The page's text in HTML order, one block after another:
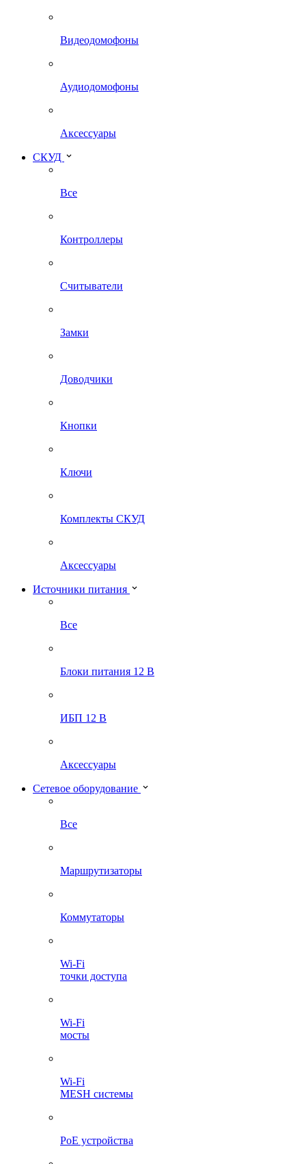
Видеодомофоны
Аудиодомофоны
Аксессуары
СКУД
Все
Контроллеры
Считыватели
Замки
Доводчики
Кнопки
Ключи
Комплекты СКУД
Аксессуары
Источники питания
Все
Блоки питания 12 В
ИБП 12 В
Аксессуары
Сетевое оборудование
Все
Маршрутизаторы
Коммутаторы
Wi-Fi
точки доступа
Wi-Fi
мосты
Wi-Fi
MESH системы
PoE устройства